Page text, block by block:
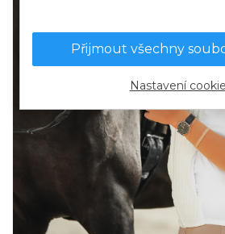
Přijmout všechny
Nastavení